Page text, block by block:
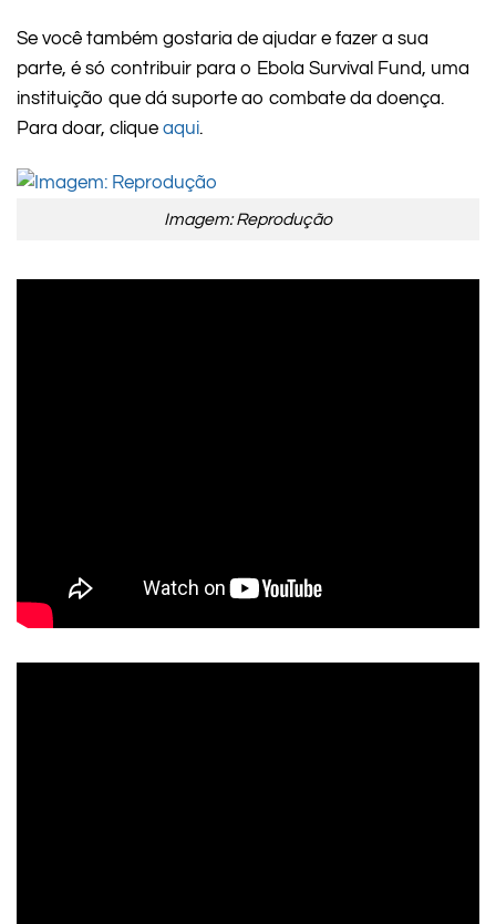
Se você também gostaria de ajudar e fazer a sua
parte, é só contribuir para o Ebola Survival Fund, uma
instituição que dá suporte ao combate da doença.
Para doar, clique aqui.
Imagem: Reprodução